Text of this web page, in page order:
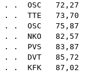
. . OSC 72,27
. . TTE 73,70
. . OSC 75,87
. . NKO 82,57
. . PVS 83,87
. . DVT 85,72
. . KFK 87,02